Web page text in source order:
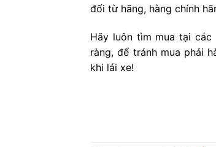
đối từ hãng, hàng chính
Hãy luôn tìm mua tại
ràng, để tránh mua phải
khi lái xe!